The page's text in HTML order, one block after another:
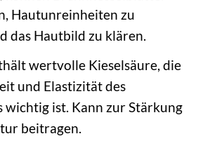
Hautunreinheiten zu
das Hautbild zu klären.
wertvolle Kieselsäure, die
und Elastizität des
wichtig ist. Kann zur Stärkung
beitragen.